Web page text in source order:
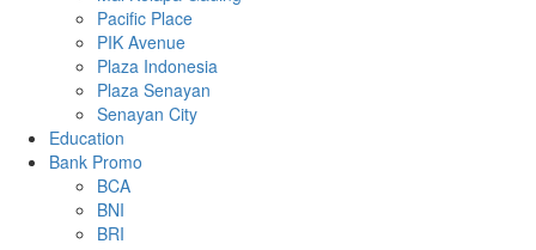
Pacific Place
PIK Avenue
Plaza Indonesia
Plaza Senayan
Senayan City
Education
Bank Promo
BCA
BNI
BRI